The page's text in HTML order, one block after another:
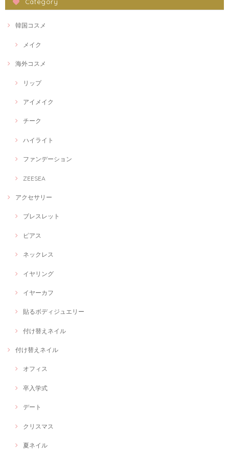
韓国コスメ
メイク
海外コスメ
リップ
アイメイク
チーク
ハイライト
ファンデーション
ZEESEA
アクセサリー
ブレスレット
ピアス
ネックレス
イヤリング
イヤーカフ
貼るボディジュエリー
付け替えネイル
付け替えネイル
オフィス
卒入学式
デート
クリスマス
夏ネイル